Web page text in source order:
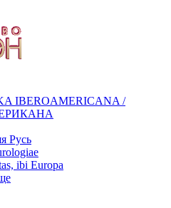
IBEROAMERICANA /
Русь
ibi Europa